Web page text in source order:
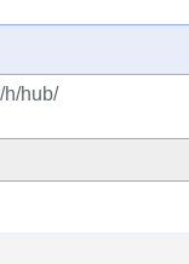
h/hub/